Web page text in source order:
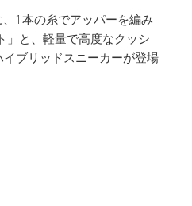
1本の糸でアッパーを編み
」と、軽量で高度なクッシ
ブリッドスニーカーが登場